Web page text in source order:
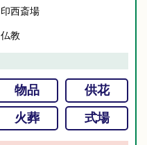
印西斎場
仏教
物品
供花
火葬 式場